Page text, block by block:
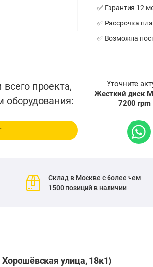
✅ Гарантия 12
✅ Рассрочка
✅ Возможна
проекта,
оборудования:
Уточните
Жесткий диск
7200 rpm
Склад в Москве с более чем
1500 позиций в наличии
улица, 18к1)